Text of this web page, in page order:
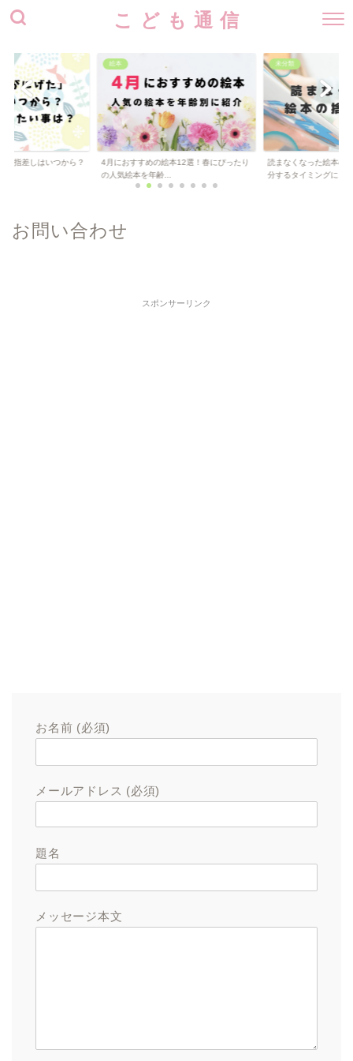
こ ど も 通 信
」指差しはいつから？
絵本
4月におすすめの絵本12選！春にぴったり
の人気絵本を年齢...
未分類
読まなくなった絵本の
分するタイミングに...
お問い合わせ
スポンサーリンク
お名前 (必須)
メールアドレス (必須)
題名
メッセージ本文